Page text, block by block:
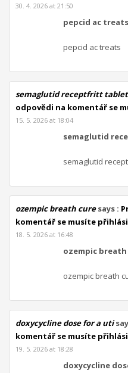
30. 4. 2026 at 21:50
pepcid ac treats
pepcid ac treats
semaglutid receptfritt
odpovědi na komentář se
15. 5. 2026 at 18:04
semaglutid
semaglutid
ozempic breath curesays :
komentář se musíte
18. 5. 2026 at 16:48
ozempic
ozempic breath
doxycycline dose for a uti
komentář se musíte
19. 5. 2026 at 18:28
doxycycline